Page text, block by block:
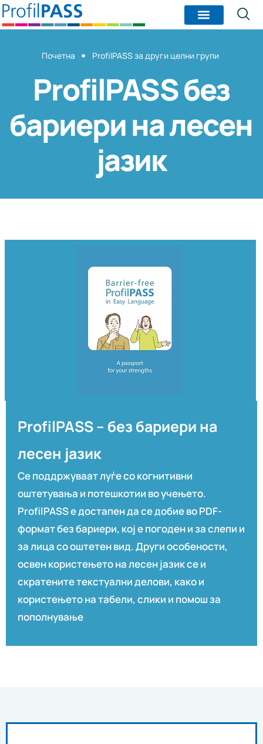
Почетна ProfilPASS за други целни групи
ProfilPASS без
бариери на лесен
јазик
ProfilPASS – без бариери на
лесен јазик
Се поддржуваат луѓе со когнитивни
оштетувања и потешкотии во учењето.
ProfilPASS е достапен да се добие во PDF-
формат без бариери, кој е погоден и за слепи и
за лица со оштетен вид. Други особености,
освен користењето на лесен јазик се и
скратените текстуални делови, како и
користењето на табели, слики и помош за
пополнување